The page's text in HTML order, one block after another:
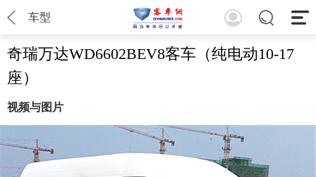
车型
奇瑞万达WD6602BEV8客车（纯电动10-17
座）
视频与图片